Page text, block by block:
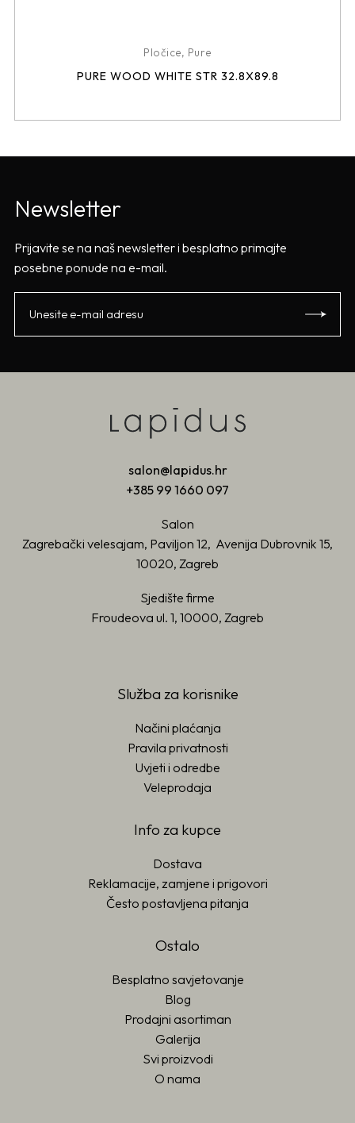
Pločice, Pure
PURE WOOD WHITE STR 32.8X89.8
Newsletter
Prijavite se na naš newsletter i besplatno primajte
posebne ponude na e-mail.
salon@lapidus.hr
+385 99 1660 097
Salon
Zagrebački velesajam, Paviljon 12, Avenija Dubrovnik 15,
10020, Zagreb
Sjedište firme
Froudeova ul. 1, 10000, Zagreb
Služba za korisnike
Načini plaćanja
Pravila privatnosti
Uvjeti i odredbe
Veleprodaja
Info za kupce
Dostava
Reklamacije, zamjene i prigovori
Često postavljena pitanja
Ostalo
Besplatno savjetovanje
Blog
Prodajni asortiman
Galerija
Svi proizvodi
O nama